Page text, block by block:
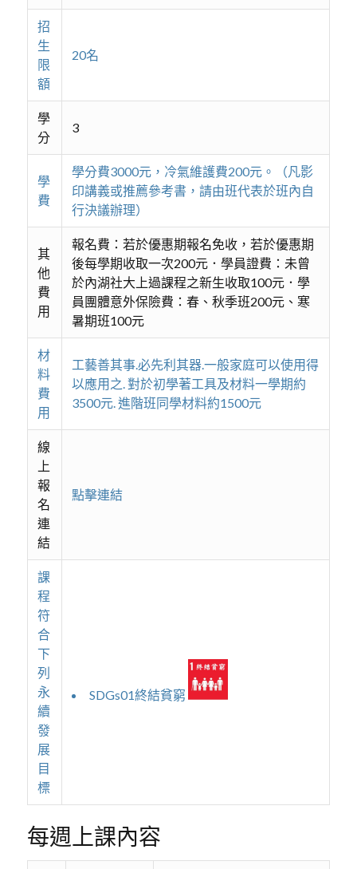
招
生
限
額
20名
學
分
3
學
費
學分費3000元，冷氣維護費200元。（凡影
印講義或推薦參考書，請由班代表於班內自
行決議辦理）
其
他
費
用
報名費：若於優惠期報名免收，若於優惠期
後每學期收取一次200元．學員證費：未曾
於內湖社大上過課程之新生收取100元．學
員團體意外保險費：春、秋季班200元、寒
暑期班100元
材
料
費
用
工藝善其事.必先利其器.一般家庭可以使用得
以應用之. 對於初學著工具及材料一學期約
3500元. 進階班同學材料約1500元
線
上
報
名
連
結
點擊連結
課
程
符
合
下
列
永
續
發
展
目
標
SDGs01終結貧窮
每週上課內容